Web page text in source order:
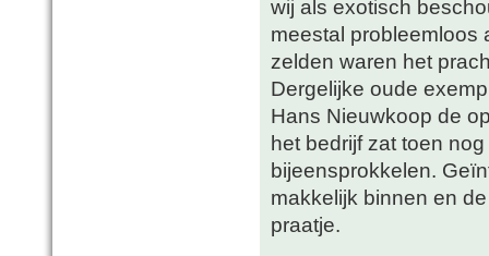
wij als exotisch
meestal probleemloos
zelden waren het
Dergelijke oude
Hans Nieuwkoop de
het bedrijf zat toen
bijeensprokkelen.
makkelijk binnen en
praatje.